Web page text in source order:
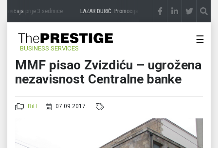
prije 3 sedmice LAZAR ĐURIĆ: Promocija potencijal pretvara u destinaciju
BUSINESS SERVICES
☰
MMF pisao Zvizdiću – ugrožena
nezavisnost Centralne banke
BiH 07.09.2017.